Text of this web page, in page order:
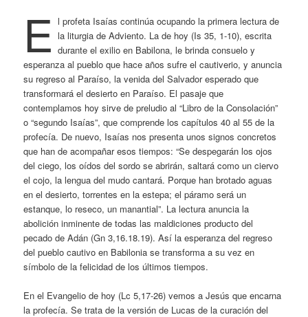
E l profeta Isaías continúa ocupando la primera lectura de
la liturgia de Adviento. La de hoy (Is 35, 1-10), escrita
durante el exilio en Babilona, le brinda consuelo y
esperanza al pueblo que hace años sufre el cautiverio, y anuncia
su regreso al Paraíso, la venida del Salvador esperado que
transformará el desierto en Paraíso. El pasaje que
contemplamos hoy sirve de preludio al “Libro de la Consolación”
o “segundo Isaías”, que comprende los capítulos 40 al 55 de la
profecía. De nuevo, Isaías nos presenta unos signos concretos
que han de acompañar esos tiempos: “Se despegarán los ojos
del ciego, los oídos del sordo se abrirán, saltará como un ciervo
el cojo, la lengua del mudo cantará. Porque han brotado aguas
en el desierto, torrentes en la estepa; el páramo será un
estanque, lo reseco, un manantial”. La lectura anuncia la
abolición inminente de todas las maldiciones producto del
pecado de Adán (Gn 3,16.18.19). Así la esperanza del regreso
del pueblo cautivo en Babilonia se transforma a su vez en
símbolo de la felicidad de los últimos tiempos.
En el Evangelio de hoy (Lc 5,17-26) vemos a Jesús que encarna
la profecía. Se trata de la versión de Lucas de la curación del